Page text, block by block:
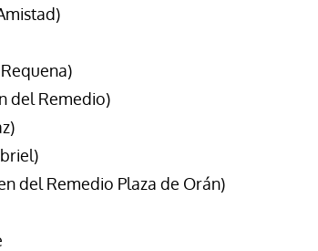
del Remedio)
del Remedio Plaza de Orán)